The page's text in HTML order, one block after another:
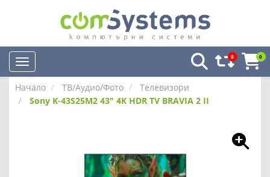
0 0
Начало ТВ/Аудио/Фото
Телевизори
Sony K-43S25M2 43" 4K HDR TV BRAVIA 2 II